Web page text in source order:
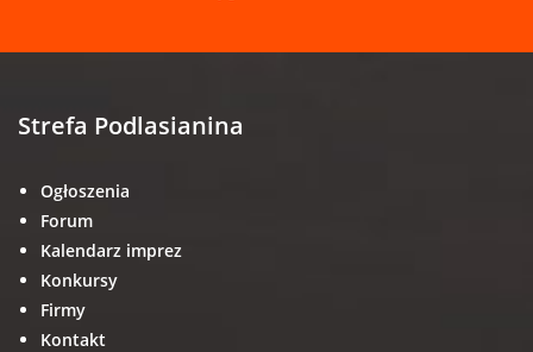
Strefa Podlasianina
Ogłoszenia
Forum
Kalendarz imprez
Konkursy
Firmy
Kontakt